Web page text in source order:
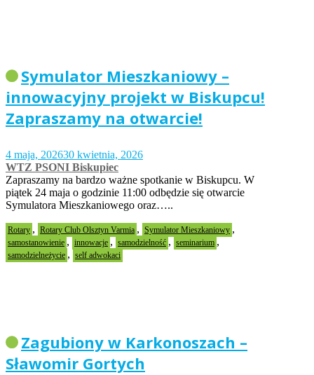
Symulator Mieszkaniowy –
innowacyjny projekt w Biskupcu!
Zapraszamy na otwarcie!
4 maja, 202630 kwietnia, 2026
WTZ PSONI Biskupiec
Zapraszamy na bardzo ważne spotkanie w Biskupcu. W
piątek 24 maja o godzinie 11:00 odbędzie się otwarcie
Symulatora Mieszkaniowego oraz…..
Rotary , Rotary Club Olsztyn Varmia , Symulator Mieszkaniowy ,
samostanowienie , innowacje , samodzielność , seminarium ,
samodzielneżycie , self adwokaci
Zagubiony w Karkonoszach –
Sławomir Gortych